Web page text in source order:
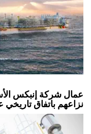
عمال شركة إنبكس
نزاعهم باتفاق تاريخي